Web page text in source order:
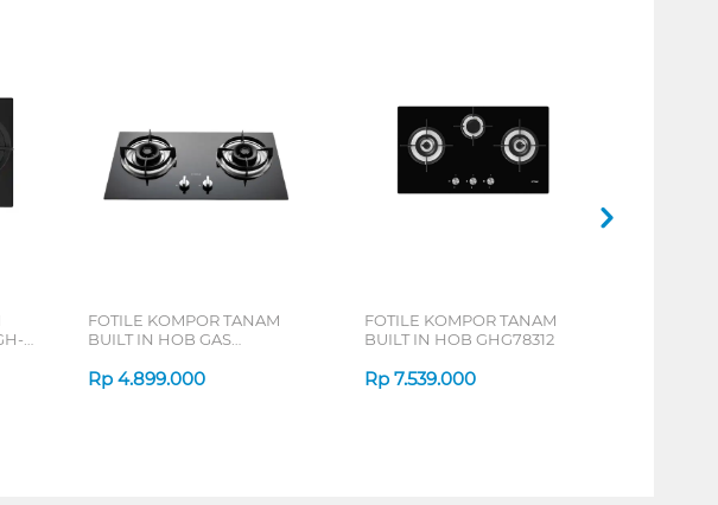
FOTILE KOMPOR TANAM
BUILT IN HOB GAS
Rp 4.899.000
FOTILE KOMPOR TANAM
BUILT IN HOB GHG78312
Rp 7.539.000